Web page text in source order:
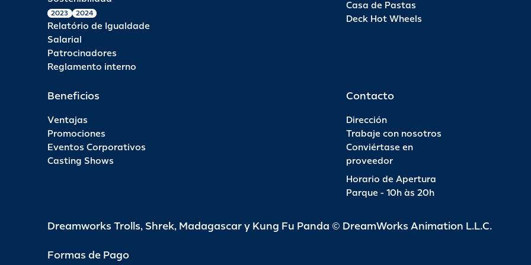
2023 2024
Relatório de Igualdade
Salarial
Patrocinadores
Reglamento interno
Casa de Pastas
Deck Hot Wheels
Beneficios
Ventajas
Promociones
Eventos Corporativos
Casting Shows
Contacto
Dirección
Trabaje con nosotros
Conviértase en
proveedor
Horario de Apertura
Parque - 10h às 20h
Dreamworks Trolls, Shrek, Madagascar y Kung Fu Panda © DreamWorks Animation L.L.C.
Formas de Pago